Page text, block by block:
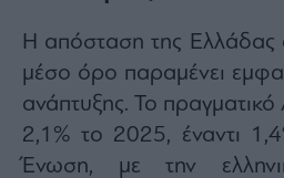
By
submitting
your
you
to
our
Terms
and
Η απόσταση της Ελλάδας
μέσο όρο παραμένει
ανάπτυξης. Το
2,1% το 2025, έναντι
Ένωση, με την